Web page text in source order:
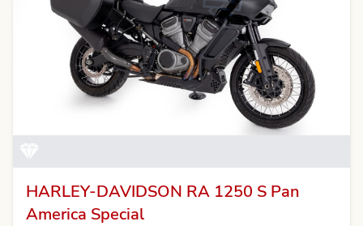
HARLEY-DAVIDSON RA 1250 S Pan
America Special